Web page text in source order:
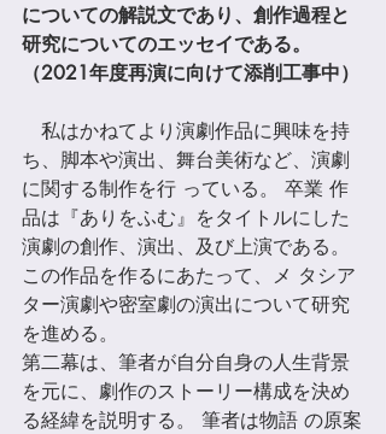
についての解説⽂であり、創作過程と
研究についてのエッセイである。
（2021年度再演に向けて添削工事中）
私はかねてより演劇作品に興味を持
ち、脚本や演出、舞台美術など、演劇
に関する制作を⾏ っている。 卒業 作
品は『ありをふむ』をタイトルにした
演劇の創作、演出、及び上演である。
この作品を作るにあたって、メ タシア
ター演劇や密室劇の演出について研究
を進める。
第二幕は、筆者が⾃分⾃⾝の⼈⽣背景
を元に、劇作のストーリー構成を決め
る経緯を説明する。 筆者は物語 の原案